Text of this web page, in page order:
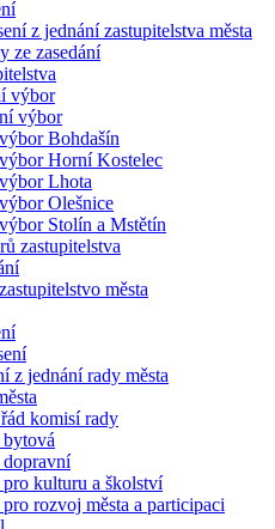
z jednání zastupitelstva města
ze zasedání
výbor
výbor
Bohdašín
Horní Kostelec
Lhota
Olešnice
Stolín a Mstětín
zastupitelstva
města
z jednání rady města
komisí rady
kulturu a školství
rozvoj města a participaci